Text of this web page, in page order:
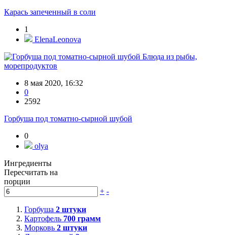
Карась запеченный в соли
1
ElenaLeonova
Блюда из рыбы,
морепродуктов
8 мая 2020, 16:32
0
2592
Горбуша под томатно-сырной шубой
0
olya
Ингредиенты
Пересчитать на
порции
+ -
Горбуша 2 штуки
Картофель 700 грамм
Морковь 2 штуки